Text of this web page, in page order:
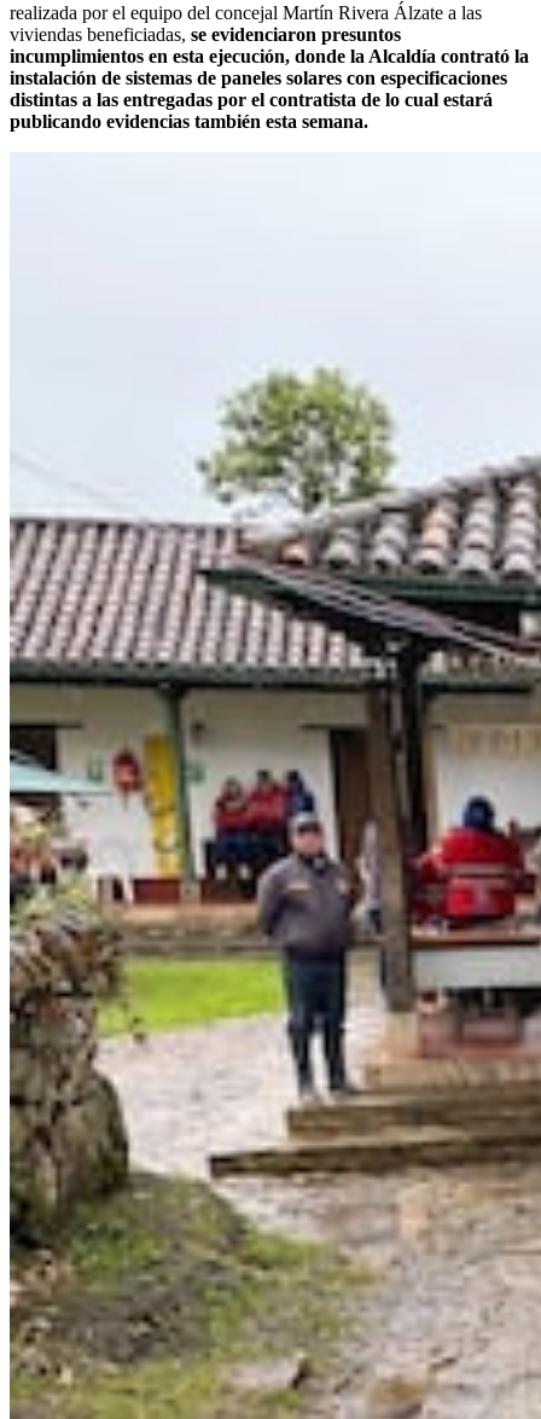
realizada por el equipo del concejal Martín Rivera Álzate a las
viviendas beneficiadas, se evidenciaron presuntos
incumplimientos en esta ejecución, donde la Alcaldía contrató la
instalación de sistemas de paneles solares con especificaciones
distintas a las entregadas por el contratista de lo cual estará
publicando evidencias también esta semana.